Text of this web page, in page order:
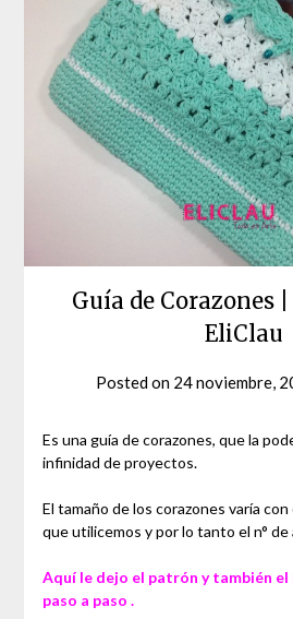
Guía de Corazones |
EliClau
Posted on 24 noviembre,
Es una guía de corazones, que la
infinidad de proyectos.
El tamaño de los corazones varía
que utilicemos y por lo tanto el n° de
Aquí le dejo el patrón y también el
paso a paso .